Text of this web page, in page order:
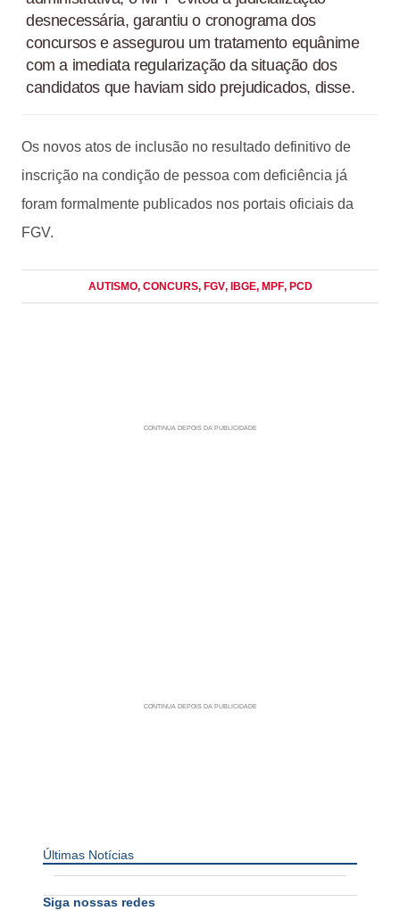
desnecessária, garantiu o cronograma dos
concursos e assegurou um tratamento equânime
com a imediata regularização da situação dos
candidatos que haviam sido prejudicados, disse.
Os novos atos de inclusão no resultado definitivo de
inscrição na condição de pessoa com deficiência já
foram formalmente publicados nos portais oficiais da
FGV.
AUTISMO, CONCURS, FGV, IBGE, MPF, PCD
Últimas Notícias
Siga nossas redes